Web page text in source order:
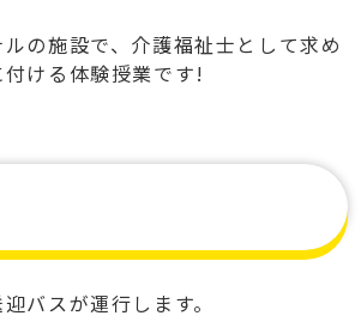
の施設で、介護福祉士として求め
ける体験授業です!
バスが運行します。